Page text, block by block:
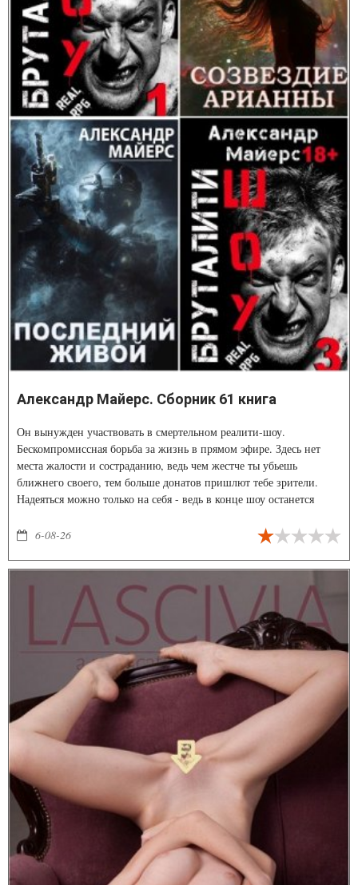
Александр Майерс. Сборник 61 книга
Он вынужден участвовать в смертельном реалити-шоу.
Бескомпромиссная борьба за жизнь в прямом эфире. Здесь нет
места жалости и состраданию, ведь чем жестче ты убьешь
ближнего своего, тем больше донатов пришлют тебе зрители.
Надеяться можно только на себя - ведь в конце шоу останется
6-08-26